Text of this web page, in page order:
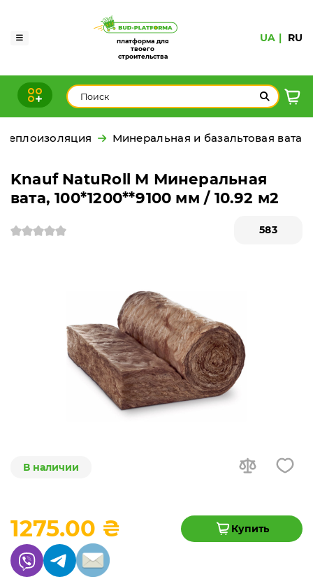
платформа для
твоего
строительства
UA RU
Теплоизоляция Минеральная и базальтовая вата
Knauf NatuRoll M Минеральная
вата, 100*1200**9100 мм / 10.92 м2
583
В наличии
1275.00 ₴ Купить